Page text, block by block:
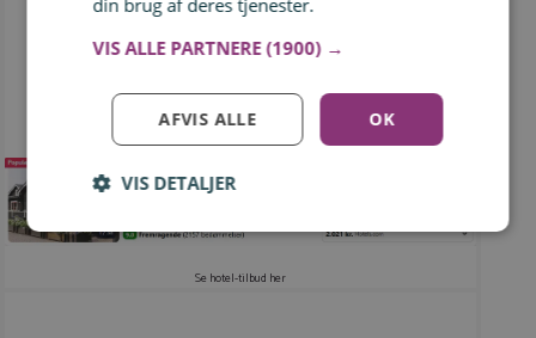
Hoteller i Sälen
Se hotel-tilbud her
Log ind for at gemme hvad der inspirerer dig
VIS ALLE PARTNERE (1900) →
OK
AFVIS ALLE
VIS DETALJER